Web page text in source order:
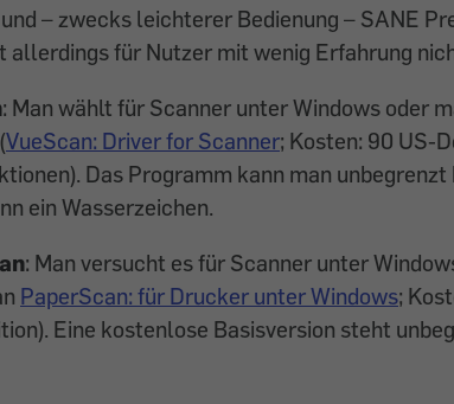
– zwecks leichterer Bedienung – SANE
allerdings für Nutzer mit wenig Erfahrung
: Man wählt für Scanner unter Windows oder
VueScan: Driver for Scanner; Kosten: 90 US-
Das Programm kann man
ein Wasserzeichen.
: Man versucht es für Scanner unter
PaperScan: für Drucker unter Windows;
Eine kostenlose Basisversion steht